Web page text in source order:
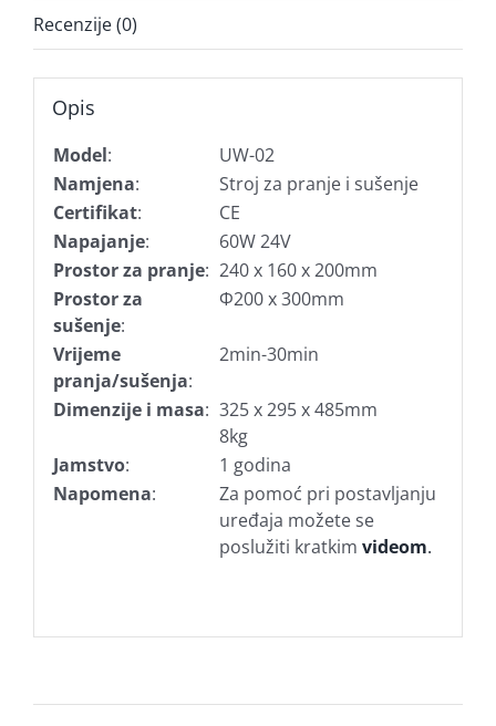
Recenzije (0)
Opis
Model:
UW-02
Namjena:
Stroj za pranje i sušenje
Certifikat:
CE
Napajanje:
60W 24V
Prostor za pranje: 240 x 160 x 200mm
Prostor za
sušenje:
Φ200 x 300mm
Vrijeme
pranja/sušenja:
2min-30min
Dimenzije i masa: 325 x 295 x 485mm
8kg
Jamstvo:
1 godina
Napomena:
Za pomoć pri postavljanju
uređaja možete se
poslužiti kratkim videom.